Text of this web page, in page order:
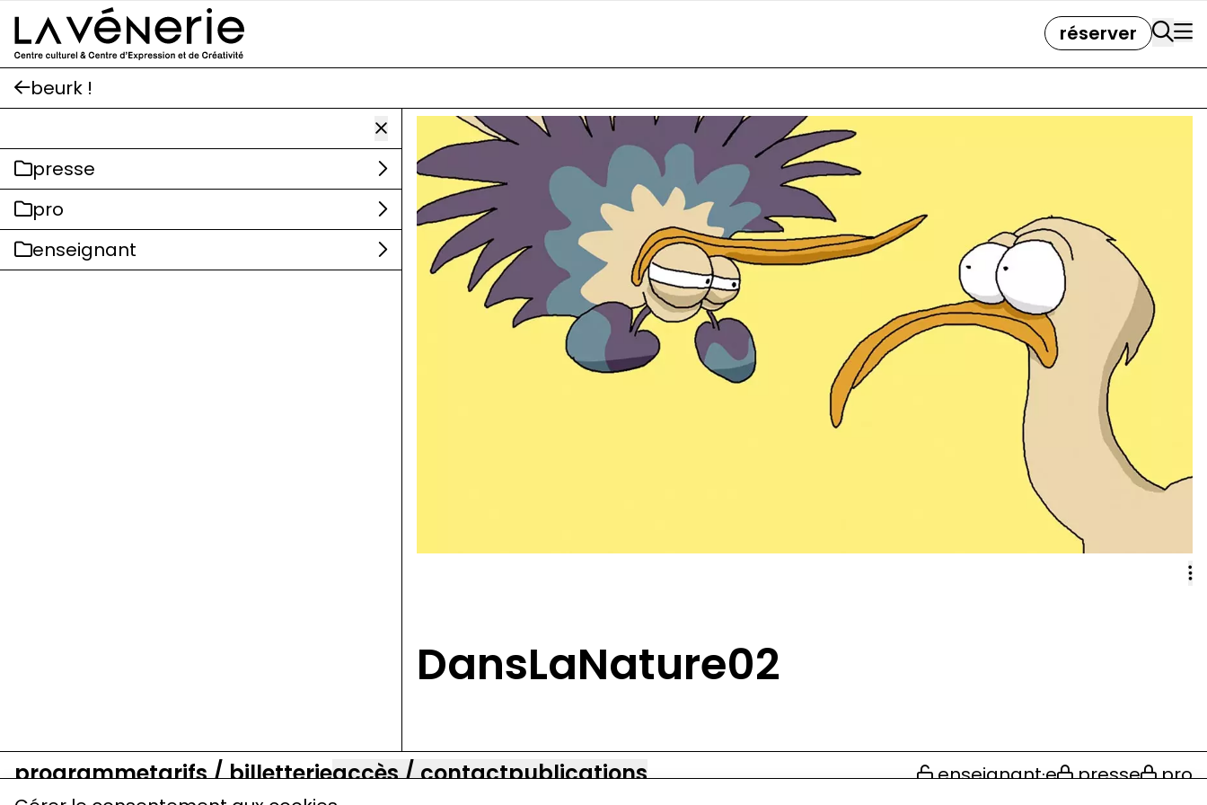
Aller au contenu principal
réserver
beurk !
presse
pro
enseignant
DansLaNature02
programmetarifs / billetterieaccès / contactpublications enseignant·e presse pro